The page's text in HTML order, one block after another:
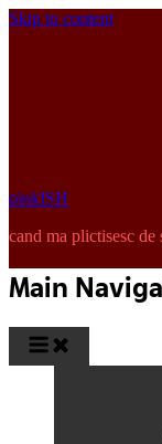
Skip to content
pinkISH
cand ma plictisesc de
Main